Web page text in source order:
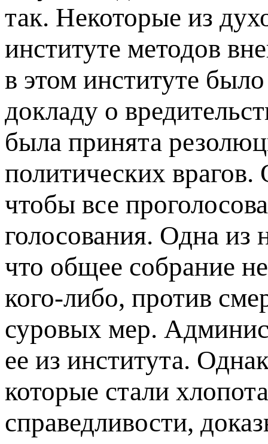
так. Некоторые из
институте методов
в этом институте
докладу о
была принята
политических врагов.
чтобы все
голосования. Одна
что общее собрание
кого-либо, против
суровых мер.
ее из института.
которые стали
справедливости,